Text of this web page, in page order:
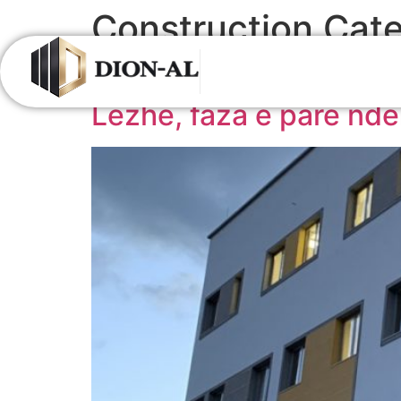
Construction
Rikonstruksion në
Lezhë, faza e parë